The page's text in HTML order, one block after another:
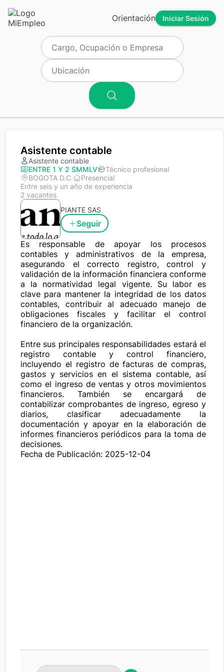
Orientación Iniciar Sesión
Asistente contable
Asistente contable
ENTRE 1 Y 2 SMMLV
Técnico profesional
BOGOTA D.C.
Presencial
Entre seis y un año de experiencia
2 vacantes
PIANTE SAS
Seguir
Es responsable de apoyar los procesos
contables y administrativos de la empresa,
asegurando el correcto registro, control y
validación de la información financiera conforme
a la normatividad legal vigente. Su labor es
clave para mantener la integridad de los datos
contables, contribuir al adecuado manejo de
obligaciones fiscales y facilitar el control
financiero de la organización.
Entre sus principales responsabilidades estará el
registro contable y control financiero,
incluyendo el registro de facturas de compras,
gastos y servicios en el sistema contable, así
como el ingreso de ventas y otros movimientos
financieros. También se encargará de
contabilizar comprobantes de ingreso, egreso y
diarios, clasificar adecuadamente la
documentación y apoyar en la elaboración de
informes financieros periódicos para la toma de
decisiones.
Fecha de Publicación: 2025-12-04